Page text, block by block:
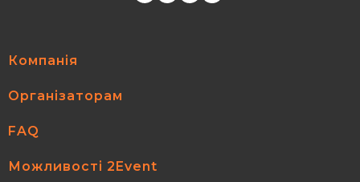
Компанія
Організаторам
FAQ
Можливості 2Event